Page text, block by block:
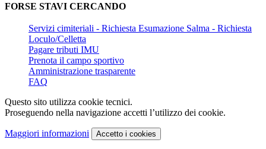
FORSE STAVI CERCANDO
Servizi cimiteriali - Richiesta Esumazione Salma - Richiesta
Loculo/Celletta
Pagare tributi IMU
Prenota il campo sportivo
Amministrazione trasparente
FAQ
Questo sito utilizza cookie tecnici.
Proseguendo nella navigazione accetti l’utilizzo dei cookie.
Maggiori informazioni Accetto i cookies